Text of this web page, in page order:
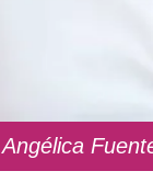
Angélica